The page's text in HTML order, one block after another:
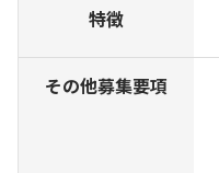
特徴
その他募集要項